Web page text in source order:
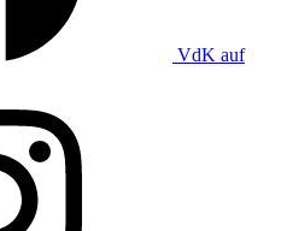
VdK auf